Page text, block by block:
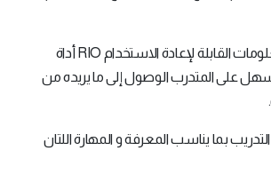
· تمثل وحدات المعلومات القابلة لإعادة الاستخدام RIO أداة
على المتدرب الوصول إلى ما يريده من
بما يناسب المعرفة و المهارة اللتان